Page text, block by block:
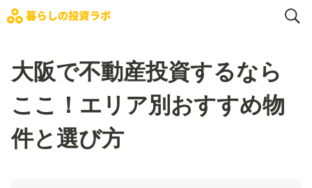
大阪で不動産投資するなら
ここ！エリア別おすすめ物
件と選び方